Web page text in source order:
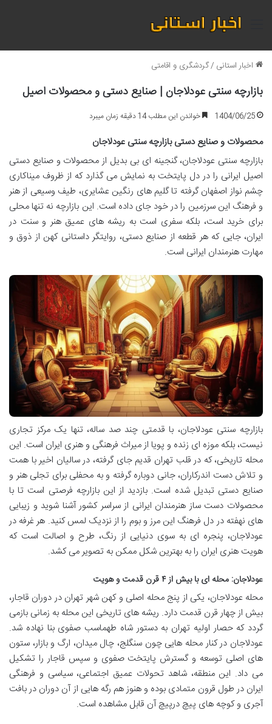
منو
اخبار استانی /گردشگری و اقامتی
بازارچه سنتی عودلاجان | صنایع دستی و محصولات اصیل
1404/06/25 خواندن این مطلب 14 دقیقه زمان میبرد
محصولات و صنایع دستی بازارچه سنتی عودلاجان
بازارچه سنتی عودلاجان، گنجینه ای بی بدیل از محصولات و صنایع دستی
اصیل ایرانی را در دل پایتخت به نمایش می گذارد که از ظروف میناکاری
چشم نواز اصفهان گرفته تا گلیم های رنگین عشایری، طیف وسیعی از هنر
و فرهنگ این سرزمین را در خود جای داده است. این بازارچه نه تنها محلی
برای خرید است، بلکه سفری است به ریشه های عمیق هنر و سنت در
ایران، جایی که هر قطعه از صنایع دستی، روایتگر داستانی کهن از ذوق و
مهارت هنرمندان ایرانی است.
بازارچه سنتی عودلاجان، با قدمتی چند صد ساله، تنها یک مرکز تجاری
نیست، بلکه موزه ای زنده و پویا از میراث فرهنگی و هنری ایران است. این
محله تاریخی، که در قلب تهران قدیم جای گرفته، در سالیان اخیر با همت
و تلاش دست اندرکاران، جانی دوباره گرفته و به محفلی برای تجلی هنر و
صنایع دستی تبدیل شده است. بازدید از این بازارچه فرصتی است تا با
محصولات دست ساز هنرمندان ایرانی از سراسر کشور آشنا شوید و زیبایی
های نهفته در دل فرهنگ این مرز و بوم را از نزدیک لمس کنید. هر غرفه در
عودلاجان، پنجره ای به سوی دنیایی از رنگ، طرح و اصالت است که
هویت هنری ایران را به بهترین شکل ممکن به تصویر می کشد.
عودلاجان: محله ای با بیش از ۴ قرن قدمت و هویت
محله عودلاجان، یکی از پنج محله اصلی و کهن شهر تهران در دوران قاجار،
بیش از چهار قرن قدمت دارد. ریشه های تاریخی این محله به زمانی بازمی
گردد که حصار اولیه تهران به دستور شاه طهماسب صفوی بنا نهاده شد.
عودلاجان در کنار محله هایی چون سنگلج، چال میدان، ارگ و بازار، ستون
های اصلی توسعه و گسترش پایتخت صفوی و سپس قاجار را تشکیل
می داد. این منطقه، شاهد تحولات عمیق اجتماعی، سیاسی و فرهنگی
ایران در طول قرون متمادی بوده و هنوز هم رگه هایی از آن دوران در بافت
آجری و کوچه های پیچ درپیچ آن قابل مشاهده است.